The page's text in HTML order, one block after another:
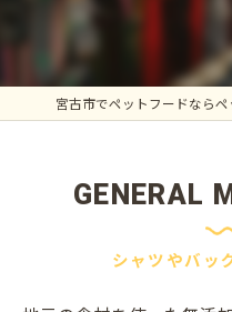
シャツやバッ
GENERAL